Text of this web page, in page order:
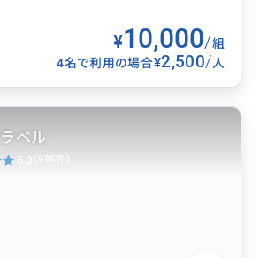
¥10,000/組
4名で利用の場合¥2,500/人
ベル
5.0 (985件)